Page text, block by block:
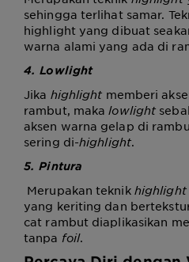
sehingga terlihat samar.
highlight yang dibuat
warna alami yang ada di
4. Lowlight
Jika highlight memberi
rambut, makalowlight
aksen warna gelap di
sering di-highlight.
5. Pintura
Merupakan teknik highlight
yang keriting dan
cat rambut diaplikasikan
tanpa foil.